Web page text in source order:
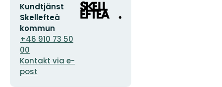
E-
postadress
Kundtjänst
Skellefteå
kommun
+46 910 73 50
00
Kontakt via e-
post
Organisationens
logotyp